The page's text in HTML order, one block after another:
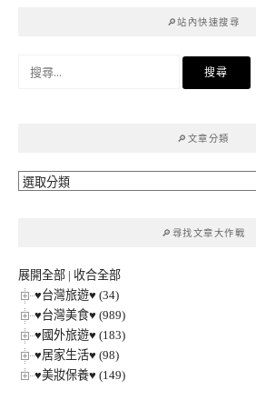
🔎站內快速搜尋
🔎文章分類
🔎
🔎尋找文章大作戰
展開全部 | 收合全部
♥台灣旅遊♥ (34)
♥台灣美食♥ (989)
♥國外旅遊♥ (183)
♥居家生活♥ (98)
♥美妝保養♥ (149)